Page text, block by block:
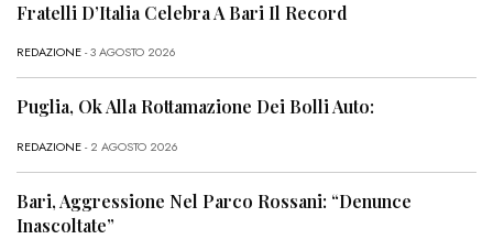
Fratelli D’Italia Celebra A Bari Il Record
REDAZIONE- 3 AGOSTO 2026
Puglia, Ok Alla Rottamazione Dei Bolli Auto:
REDAZIONE- 2 AGOSTO 2026
Bari, Aggressione Nel Parco Rossani: “Denunce
Inascoltate”